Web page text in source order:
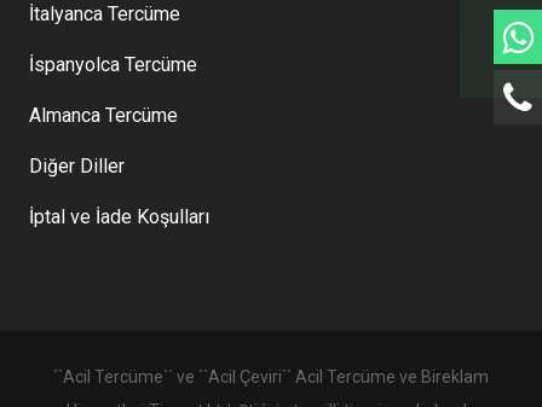
İtalyanca Tercüme
İspanyolca Tercüme
Almanca Tercüme
Diğer Diller
İptal ve İade Koşulları
``Acil Tercüme`` ve ``Acil Çeviri`` Acil Tercüme ve Bireklam